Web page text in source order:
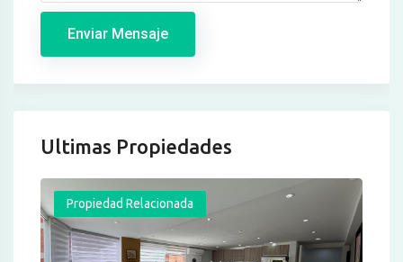
Enviar Mensaje
Ultimas Propiedades
Propiedad Relacionada